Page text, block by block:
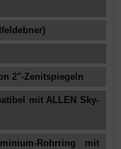
2"-Zenitspiegeln
mit ALLEN Sky-
Rohrring mit